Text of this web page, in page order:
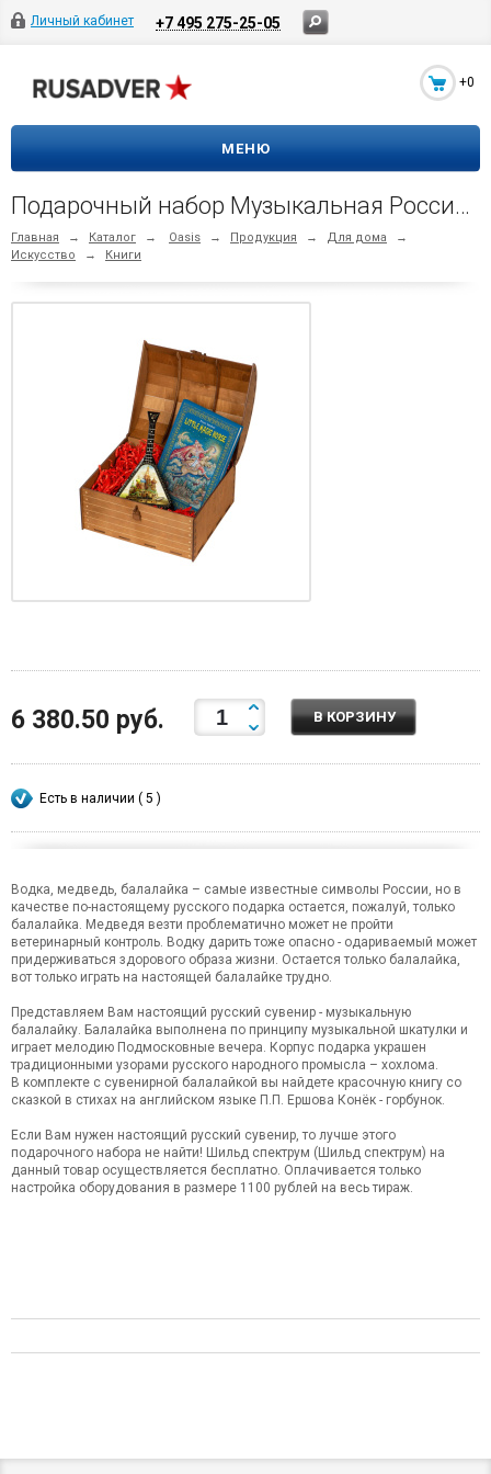
Личный кабинет +7 495 275-25-05
+0
МЕНЮ
Подарочный набор Музыкальная Россия: балалайка, книга Конек - горбунок (синий, коричневый)
Главная → Каталог → Oasis → Продукция → Для дома
→
Искусство
→ Книги
6 380.50 руб. В КОРЗИНУ
Есть в наличии ( 5 )
Водка, медведь, балалайка – самые известные символы России, но в
качестве по-настоящему русского подарка остается, пожалуй, только
балалайка. Медведя везти проблематично может не пройти
ветеринарный контроль. Водку дарить тоже опасно - одариваемый может
придерживаться здорового образа жизни. Остается только балалайка,
вот только играть на настоящей балалайке трудно.
Представляем Вам настоящий русский сувенир - музыкальную
балалайку. Балалайка выполнена по принципу музыкальной шкатулки и
играет мелодию Подмосковные вечера. Корпус подарка украшен
традиционными узорами русского народного промысла – хохлома.
В комплекте с сувенирной балалайкой вы найдете красочную книгу со
сказкой в стихах на английском языке П.П. Ершова Конёк - горбунок.
Если Вам нужен настоящий русский сувенир, то лучше этого
подарочного набора не найти! Шильд спектрум (Шильд спектрум) на
данный товар осуществляется бесплатно. Оплачивается только
настройка оборудования в размере 1100 рублей на весь тираж.